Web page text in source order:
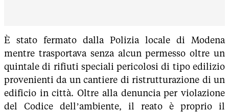
È stato fermato dalla Polizia locale di Modena
mentre trasportava senza alcun permesso oltre un
quintale di rifiuti speciali pericolosi di tipo edilizio
provenienti da un cantiere di ristrutturazione di un
edificio in città. Oltre alla denuncia per violazione
del Codice dell’ambiente, il reato è proprio il